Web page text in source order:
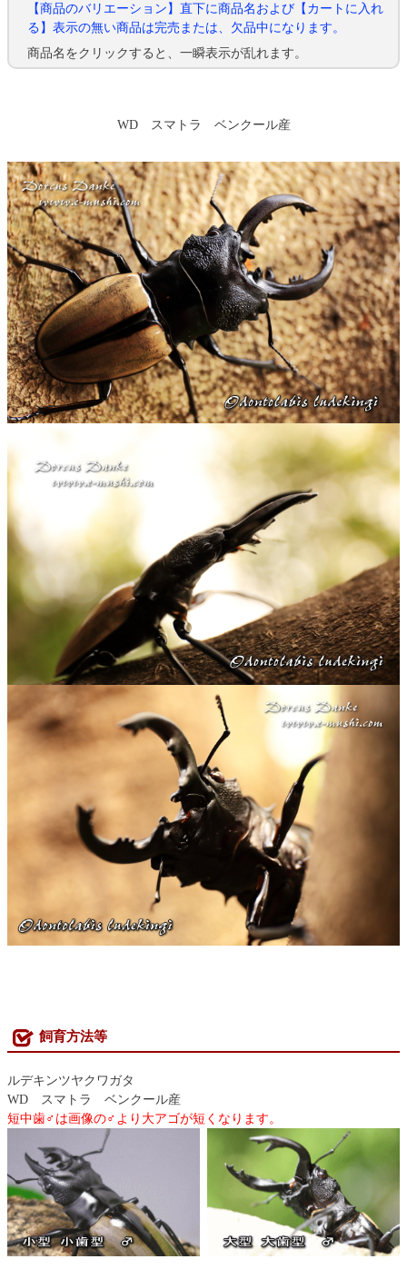
【商品のバリエーション】直下に商品名および【カートに入れ
る】表示の無い商品は完売または、欠品中になります。
商品名をクリックすると、一瞬表示が乱れます。
WD スマトラ ベンクール産
飼育方法等
ルデキンツヤクワガタ
WD スマトラ ベンクール産
短中歯♂は画像の♂より大アゴが短くなります。